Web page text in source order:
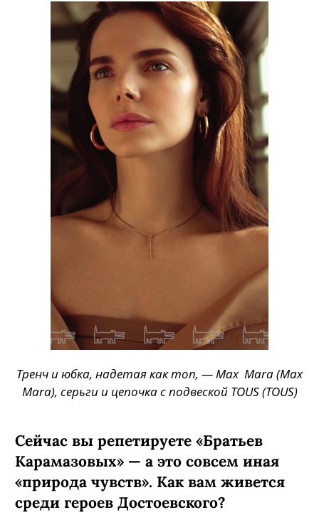
Тренч и юбка, надетая как топ, — Max Mara (Max
Mara), серьги и цепочка с подвеской TOUS (TOUS)
Сейчас вы репетируете «Братьев
Карамазовых» — а это совсем иная
«природа чувств». Как вам живется
среди героев Достоевского?